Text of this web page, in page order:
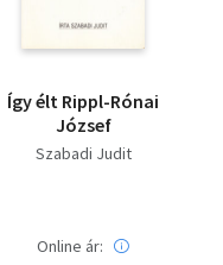
Így élt Rippl-Rónai
József
Szabadi Judit
Online ár: